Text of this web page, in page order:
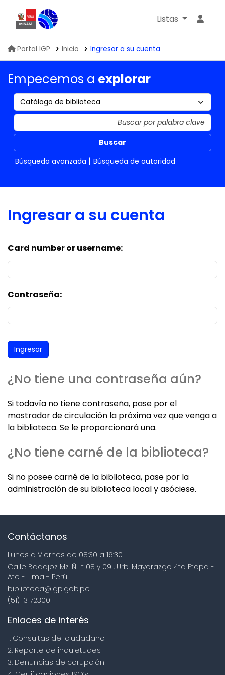
Biblioteca IGP
Listas
Portal IGP Inicio Ingresar a su cuenta
Empecemos a explorar
Buscar
Búsqueda avanzada
Búsqueda de autoridad
Ingresar a su cuenta
Card number or username:
Contraseña:
¿No tiene una contraseña aún?
Si todavía no tiene contraseña, pase por el
mostrador de circulación la próxima vez que venga a
la biblioteca. Se le proporcionará una.
¿No tiene carné de la biblioteca?
Si no posee carné de la biblioteca, pase por la
administración de su biblioteca local y asóciese.
Contáctanos
Lunes a Viernes de 08:30 a 16:30
Calle Badajoz Mz. Ñ Lt 08 y 09 , Urb. Mayorazgo 4ta Etapa -
Ate - Lima - Perú
biblioteca@igp.gob.pe
(51) 13172300
Enlaces de interés
1. Consultas del ciudadano
2. Reporte de inquietudes
3. Denuncias de corupción